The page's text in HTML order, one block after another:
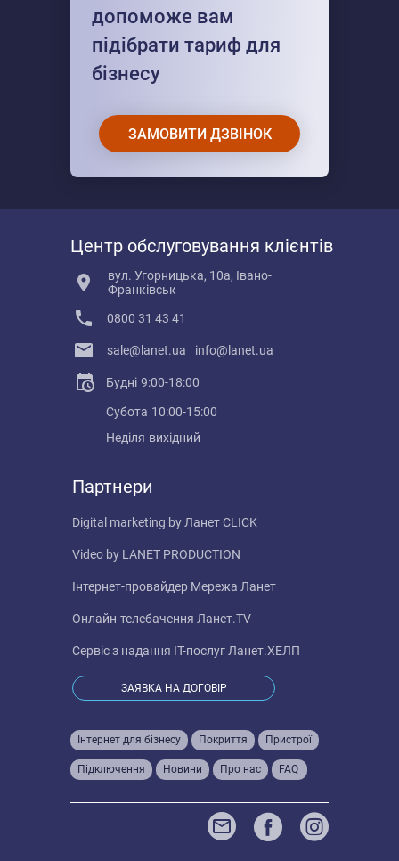
допоможе вам
підібрати тариф для
бізнесу
ЗАМОВИТИ ДЗВІНОК
Інтернет для бізнесу Покриття Пристрої
Підключення Новини Про нас FAQ
Центр обслуговування клієнтів
вул. Угорницька, 10а, Івано-
Франківськ
0800 31 43 41
sale@lanet.ua info@lanet.ua
Будні 9:00-18:00
Субота 10:00-15:00
Неділя вихідний
Партнери
Digital marketing by Ланет CLICK
Video by LANET PRODUCTION
Інтернет-провайдер Мережа Ланет
Онлайн-телебачення Ланет.TV
Сервіс з надання IT-послуг Ланет.ХЕЛП
ЗАЯВКА НА ДОГОВІР